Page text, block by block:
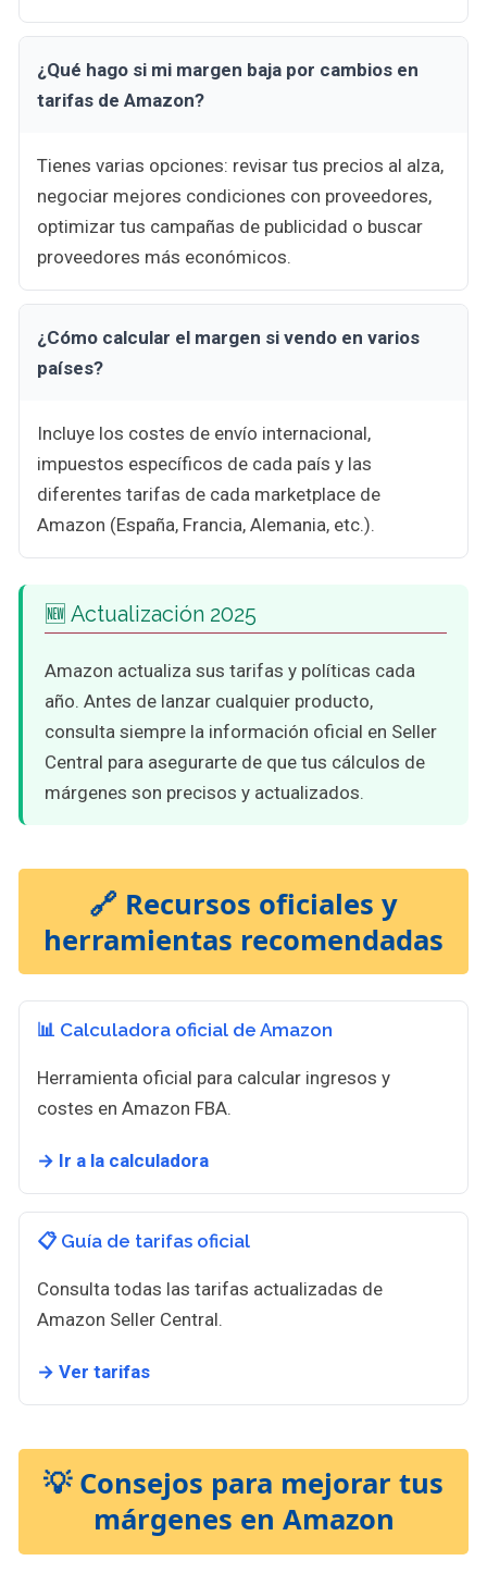
¿Qué hago si mi margen baja por cambios en
tarifas de Amazon?
Tienes varias opciones: revisar tus precios al alza,
negociar mejores condiciones con proveedores,
optimizar tus campañas de publicidad o buscar
proveedores más económicos.
¿Cómo calcular el margen si vendo en varios
países?
Incluye los costes de envío internacional,
impuestos específicos de cada país y las
diferentes tarifas de cada marketplace de
Amazon (España, Francia, Alemania, etc.).
🆕 Actualización 2025
Amazon actualiza sus tarifas y políticas cada
año. Antes de lanzar cualquier producto,
consulta siempre la información oficial en Seller
Central para asegurarte de que tus cálculos de
márgenes son precisos y actualizados.
🔗 Recursos oficiales y
herramientas recomendadas
📊 Calculadora oficial de Amazon
Herramienta oficial para calcular ingresos y
costes en Amazon FBA.
→ Ir a la calculadora
📋 Guía de tarifas oficial
Consulta todas las tarifas actualizadas de
Amazon Seller Central.
→ Ver tarifas
💡 Consejos para mejorar tus
márgenes en Amazon